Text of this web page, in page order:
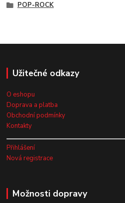
POP-ROCK
Užitečné odkazy
O eshopu
Doprava a platba
Obchodní podmínky
Kontakty
Přihlášení
Nová registrace
Možnosti dopravy